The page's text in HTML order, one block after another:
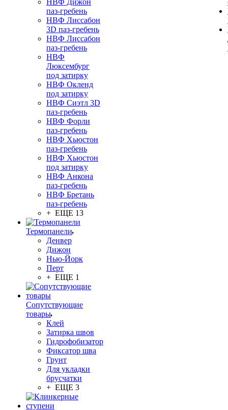
НВФ Дижон
паз-гребень
НВФ Лиссабон
3D паз-гребень
НВФ Лиссабон
паз-гребень
НВФ
Люксембург
под затирку
НВФ Окленд
под затирку
НВФ Сиэтл 3D
паз-гребень
НВФ Форли
паз-гребень
НВФ Хьюстон
паз-гребень
НВФ Хьюстон
под затирку
НВФ Анкона
паз-гребень
НВФ Бретань
паз-гребень
+ ЕЩЕ 13
Термопанели
Денвер
Дижон
Нью-Йорк
Перт
+ ЕЩЕ 1
Сопутствующие
товары
Клей
Затирка швов
Гидрофобизатор
Фиксатор шва
Грунт
Для укладки
брусчатки
+ ЕЩЕ 3